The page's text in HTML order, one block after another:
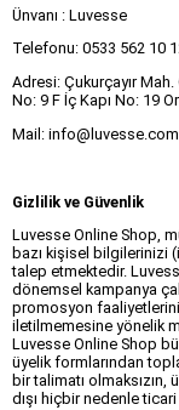
Ünvanı : Luvesse
Telefonu: 0533 562 10
Adresi: Çukurçayır
No: 9 F İç Kapı No: 19
Mail:
Gizlilik ve Güvenlik
Luvesse Online Shop,
bazı kişisel bilgilerinizi
talep etmektedir.
dönemsel kampanya
promosyon
iletilmemesine yönelik
Luvesse Online Shop
üyelik formlarından
bir talimatı
dışı hiçbir nedenle